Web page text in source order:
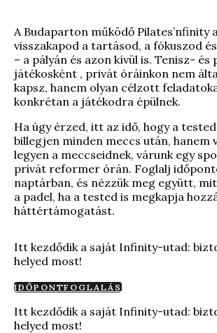
A Budaparton működő Pilates’nfinity
visszakapod a tartásod, a fókuszod
– a pályán és azon kívül is. Tenisz- és
játékosként , privát óráinkon nem
kapsz, hanem olyan célzott
konkrétan a játékodra épülnek.
Ha úgy érzed, itt az idő, hogy a
billegjen minden meccs után, hanem
legyen a meccseidnek, várunk egy
privát reformer órán. Foglalj
naptárban, és nézzük meg együtt,
a padel, ha a tested is megkapja
háttértámogatást.
Itt kezdődik a saját Infinity-utad:
helyed most!
IDŐPONTFOGLALÁS
Itt kezdődik a saját Infinity-utad:
helyed most!